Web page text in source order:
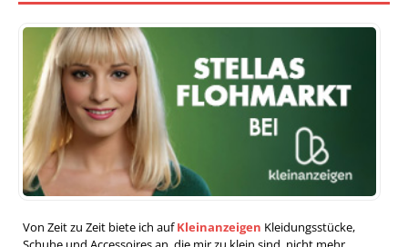
Von Zeit zu Zeit biete ich aufKleinanzeigen Kleidungsstücke,